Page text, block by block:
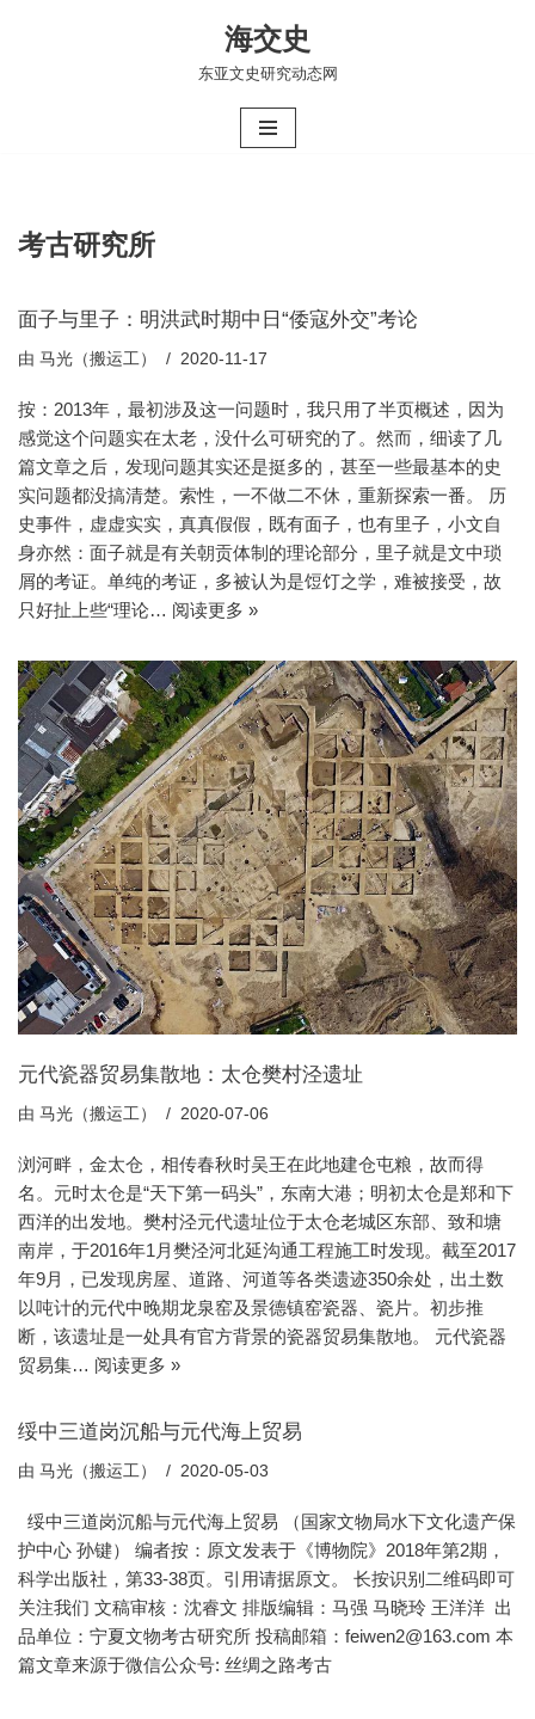
海交史
东亚文史研究动态网
考古研究所
面子与里子：明洪武时期中日“倭寇外交”考论
由 马光（搬运工） 2020-11-17
按：2013年，最初涉及这一问题时，我只用了半页概述，因为
感觉这个问题实在太老，没什么可研究的了。然而，细读了几
篇文章之后，发现问题其实还是挺多的，甚至一些最基本的史
实问题都没搞清楚。索性，一不做二不休，重新探索一番。 历
史事件，虚虚实实，真真假假，既有面子，也有里子，小文自
身亦然：面子就是有关朝贡体制的理论部分，里子就是文中琐
屑的考证。单纯的考证，多被认为是饾饤之学，难被接受，故
只好扯上些“理论… 阅读更多 »
元代瓷器贸易集散地：太仓樊村泾遗址
由 马光（搬运工） 2020-07-06
浏河畔，金太仓，相传春秋时吴王在此地建仓屯粮，故而得
名。元时太仓是“天下第一码头”，东南大港；明初太仓是郑和下
西洋的出发地。樊村泾元代遗址位于太仓老城区东部、致和塘
南岸，于2016年1月樊泾河北延沟通工程施工时发现。截至2017
年9月，已发现房屋、道路、河道等各类遗迹350余处，出土数
以吨计的元代中晚期龙泉窑及景德镇窑瓷器、瓷片。初步推
断，该遗址是一处具有官方背景的瓷器贸易集散地。 元代瓷器
贸易集… 阅读更多 »
绥中三道岗沉船与元代海上贸易
由 马光（搬运工） 2020-05-03
绥中三道岗沉船与元代海上贸易 （国家文物局水下文化遗产保
护中心 孙键） 编者按：原文发表于《博物院》2018年第2期，
科学出版社，第33-38页。引用请据原文。 长按识别二维码即可
关注我们 文稿审核：沈睿文 排版编辑：马强 马晓玲 王洋洋 出
品单位：宁夏文物考古研究所 投稿邮箱：feiwen2@163.com 本
篇文章来源于微信公众号: 丝绸之路考古